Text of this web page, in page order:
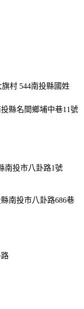
村 544南投縣國姓
縣名間鄉埔中巷11號
南投市八卦路1號
南投市八卦路686巷